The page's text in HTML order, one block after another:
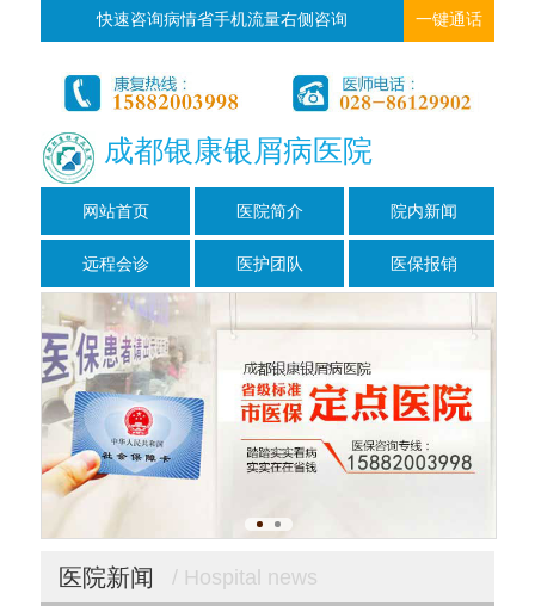
快速咨询病情省手机流量右侧咨询 一键通话
成都银康银屑病医院
网站首页 医院简介 院内新闻
远程会诊 医护团队 医保报销
医院新闻 / Hospital news